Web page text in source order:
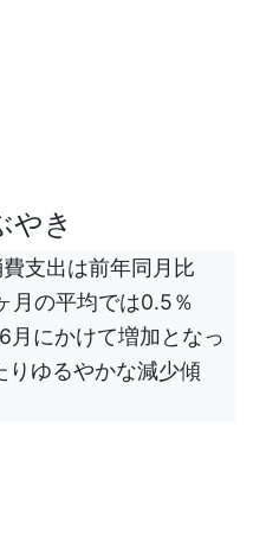
やき
支出は前年同月比
月の平均では0.5％
にかけて増加となっ
りゆるやかな減少傾